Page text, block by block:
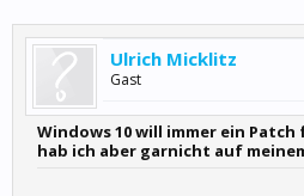
Ulrich Micklitz
Gast
Windows 10 will immer ein
hab ich aber garnicht auf